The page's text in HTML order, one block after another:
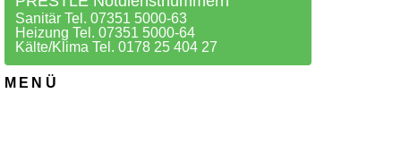
Sanitär Tel. 07351 5000-63
Heizung Tel. 07351 5000-64
Kälte/Klima Tel. 0178 25 404 27
MENÜ